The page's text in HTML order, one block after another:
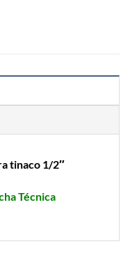
tinaco 1/2″
Técnica